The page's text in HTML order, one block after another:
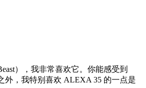
），我非常喜欢它。你能感受到
外，我特别喜欢 ALEXA 35 的一点是